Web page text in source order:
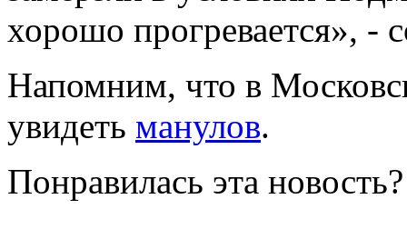
хорошо прогревается», -
Напомним, что в
увидеть манулов.
Понравилась эта